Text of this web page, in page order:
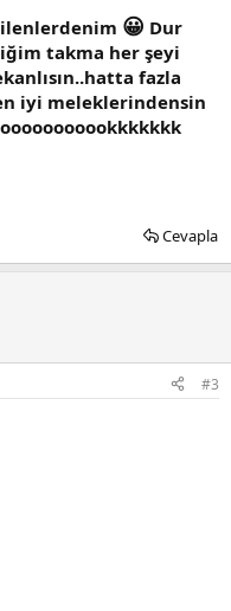
😀 Dur
takma her şeyi
fazla
iyi meleklerindensin
Cevapla
#3